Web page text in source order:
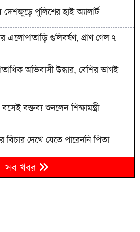
দেশজুড়ে পুলিশের হাই অ্যালার্ট
এলোপাতাড়ি গুলিবর্ষণ, প্রাণ গেল ৭
অভিবাসী উদ্ধার, বেশির ভাগই
বক্তব্য শুনলেন শিক্ষামন্ত্রী
বিচার দেখে যেতে পারেননি পিতা
শিক্ষক-শিক্ষার্থীদের লক্ষাধিক
প্রতারক চক্র
সব খবর